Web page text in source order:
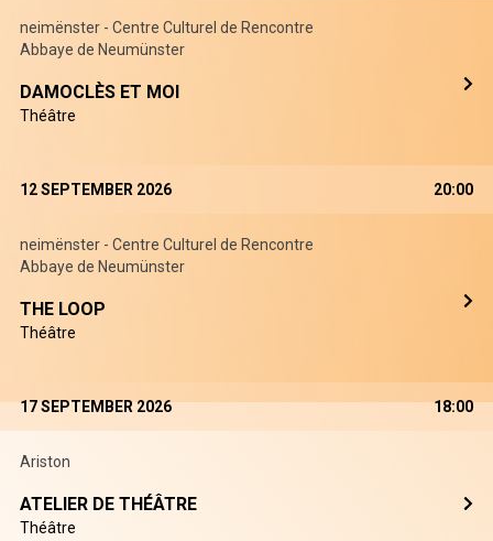
neimënster - Centre Culturel de Rencontre
Abbaye de Neumünster
DAMOCLÈS ET MOI
Théâtre
12 SEPTEMBER 2026 20:00
neimënster - Centre Culturel de Rencontre
Abbaye de Neumünster
THE LOOP
Théâtre
17 SEPTEMBER 2026 18:00
Ariston
ATELIER DE THÉÂTRE
Théâtre